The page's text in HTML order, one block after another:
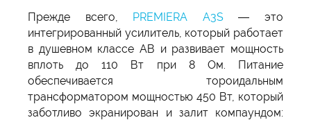
Прежде всего, PREMIERA A3S— это
интегрированный усилитель, который работает
в душевном классе АВ и развивает мощность
вплоть до 110 Вт при 8 Ом. Питание
обеспечивается тороидальным
трансформатором мощностью 450 Вт, который
заботливо экранирован и залит компаундом: